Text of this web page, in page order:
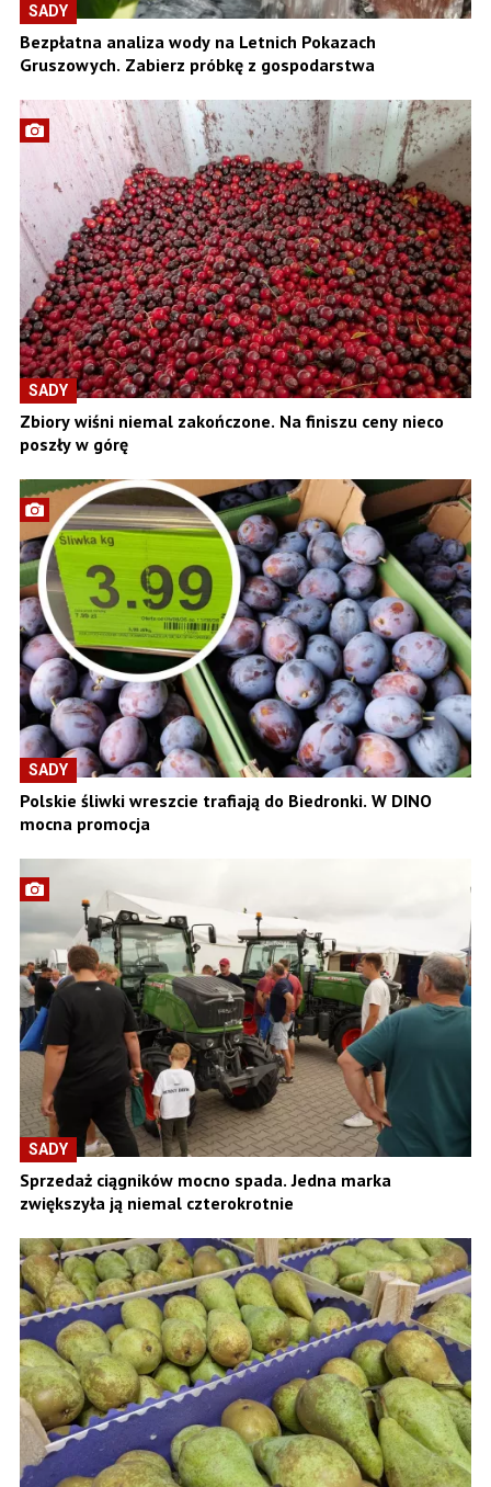
SADY
Bezpłatna analiza wody na Letnich Pokazach
Gruszowych. Zabierz próbkę z gospodarstwa
SADY
Zbiory wiśni niemal zakończone. Na finiszu ceny nieco
poszły w górę
SADY
Polskie śliwki wreszcie trafiają do Biedronki. W DINO
mocna promocja
SADY
Sprzedaż ciągników mocno spada. Jedna marka
zwiększyła ją niemal czterokrotnie